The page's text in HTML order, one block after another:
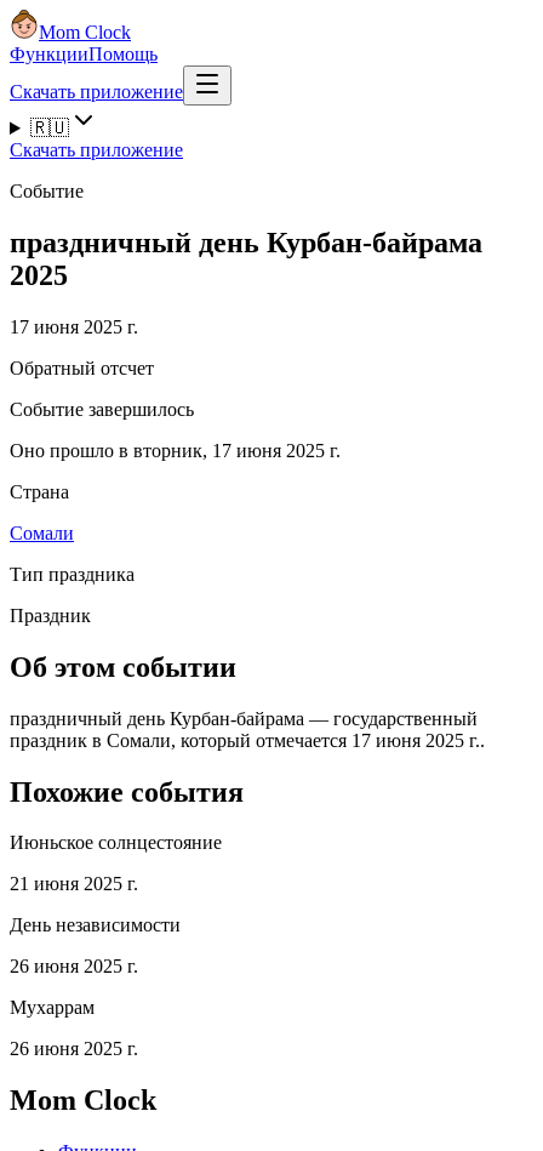
Mom Clock
ФункцииПомощь
Скачать приложение
🇷🇺
Скачать приложение
Событие
праздничный день Курбан-байрама
2025
17 июня 2025 г.
Обратный отсчет
Событие завершилось
Оно прошло в вторник, 17 июня 2025 г.
Страна
Сомали
Тип праздника
Праздник
Об этом событии
праздничный день Курбан-байрама — государственный
праздник в Сомали, который отмечается 17 июня 2025 г..
Похожие события
Июньское солнцестояние
21 июня 2025 г.
День независимости
26 июня 2025 г.
Мухаррам
26 июня 2025 г.
Mom Clock